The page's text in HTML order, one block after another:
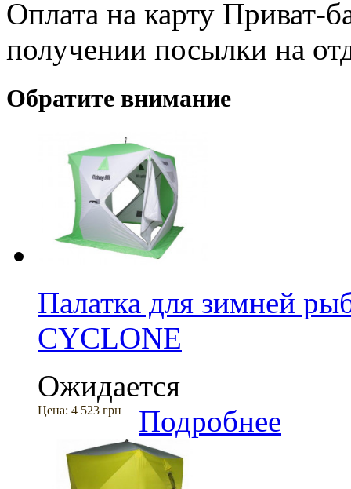
Оплата на карту Приват-
получении посылки на
Обратите внимание
Палатка для зимней
CYCLONE
Ожидается
Цена: 4 523 грн Подробнее